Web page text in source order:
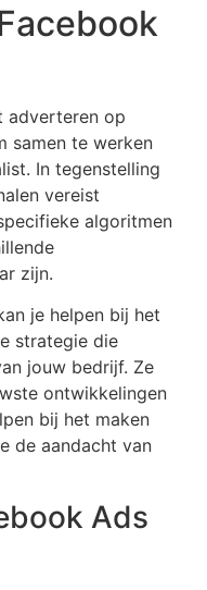
adverteren op
samen te werken
In tegenstelling
vereist
algoritmen
zijn.
je helpen bij het
strategie die
jouw bedrijf. Ze
ontwikkelingen
bij het maken
de aandacht van
Ads